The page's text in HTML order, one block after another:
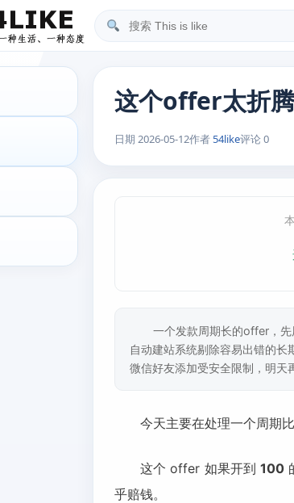
搜索内容
这个offer太折
日期 2026-05-12作者 54like评论 0
一个发款周期长的offer，先
自动建站系统剔除容易出错的长
微信好友添加受安全限制，明天
今天主要在处理一个周期
这个 offer 如果开到100
乎赔钱。